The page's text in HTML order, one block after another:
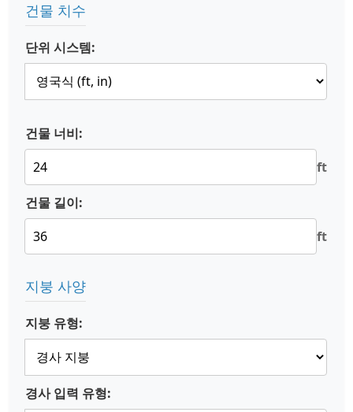
건물 치수
단위 시스템:
건물 너비:
ft
건물 길이:
ft
지붕 사양
지붕 유형:
경사 입력 유형: